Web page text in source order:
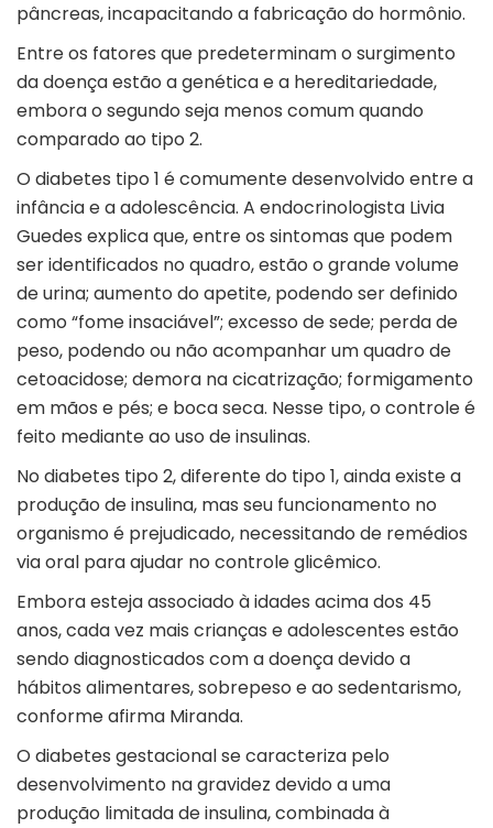
pâncreas, incapacitando a fabricação do hormônio.
Entre os fatores que predeterminam o surgimento
da doença estão a genética e a hereditariedade,
embora o segundo seja menos comum quando
comparado ao tipo 2.
O diabetes tipo 1 é comumente desenvolvido entre a
infância e a adolescência. A endocrinologista Livia
Guedes explica que, entre os sintomas que podem
ser identificados no quadro, estão o grande volume
de urina; aumento do apetite, podendo ser definido
como “fome insaciável”; excesso de sede; perda de
peso, podendo ou não acompanhar um quadro de
cetoacidose; demora na cicatrização; formigamento
em mãos e pés; e boca seca. Nesse tipo, o controle é
feito mediante ao uso de insulinas.
No diabetes tipo 2, diferente do tipo 1, ainda existe a
produção de insulina, mas seu funcionamento no
organismo é prejudicado, necessitando de remédios
via oral para ajudar no controle glicêmico.
Embora esteja associado à idades acima dos 45
anos, cada vez mais crianças e adolescentes estão
sendo diagnosticados com a doença devido a
hábitos alimentares, sobrepeso e ao sedentarismo,
conforme afirma Miranda.
O diabetes gestacional se caracteriza pelo
desenvolvimento na gravidez devido a uma
produção limitada de insulina, combinada à